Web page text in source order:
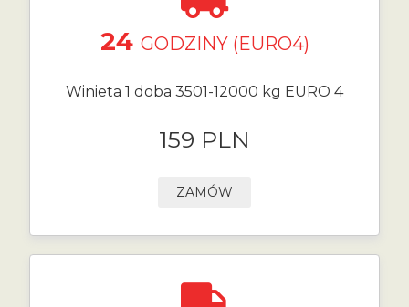
24 GODZINY (EURO4)
Winieta 1 doba 3501-12000 kg EURO 4
159 PLN
ZAMÓW